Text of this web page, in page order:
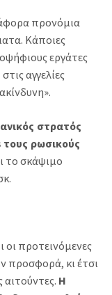
προνόμια
Κάποιες
εργάτες
αγγελίες
στρατός
τους ρωσικούς
το σκάψιμο
οι προτεινόμενες
προσφορά, κι έτσι
Η